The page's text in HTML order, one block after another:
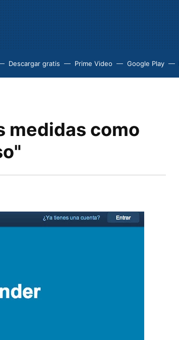
Descargar gratis Prime Video Google Play
medidas como